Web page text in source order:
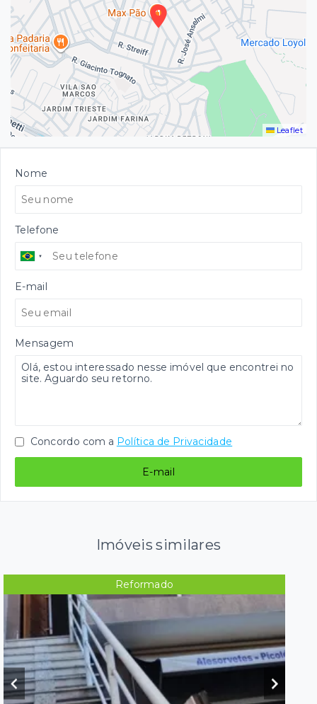
Leaflet
Nome
Telefone
E-mail
Mensagem
Concordo com a Política de Privacidade
E-mail
Imóveis similares
Reformado